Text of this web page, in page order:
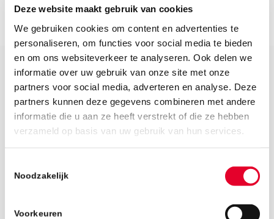
Deze website maakt gebruik van cookies
We gebruiken cookies om content en advertenties te
personaliseren, om functies voor social media te bieden
en om ons websiteverkeer te analyseren. Ook delen we
informatie over uw gebruik van onze site met onze
partners voor social media, adverteren en analyse. Deze
partners kunnen deze gegevens combineren met andere
informatie die u aan ze heeft verstrekt of die ze hebben
verzameld op basis van uw gebruik van hun services.
Noodzakelijk
Voorkeuren
BulkResizePhotos.com (2)
30 maart 2026
BulkResizePhotos.com (2)